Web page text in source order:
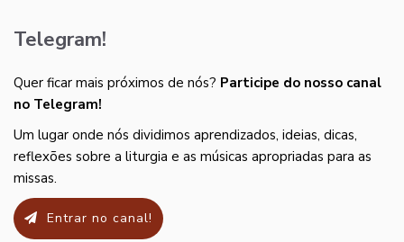
Telegram!
Quer ficar mais próximos de nós? Participe do nosso canal
no Telegram!
Um lugar onde nós dividimos aprendizados, ideias, dicas,
reflexões sobre a liturgia e as músicas apropriadas para as
missas.
Entrar no canal!